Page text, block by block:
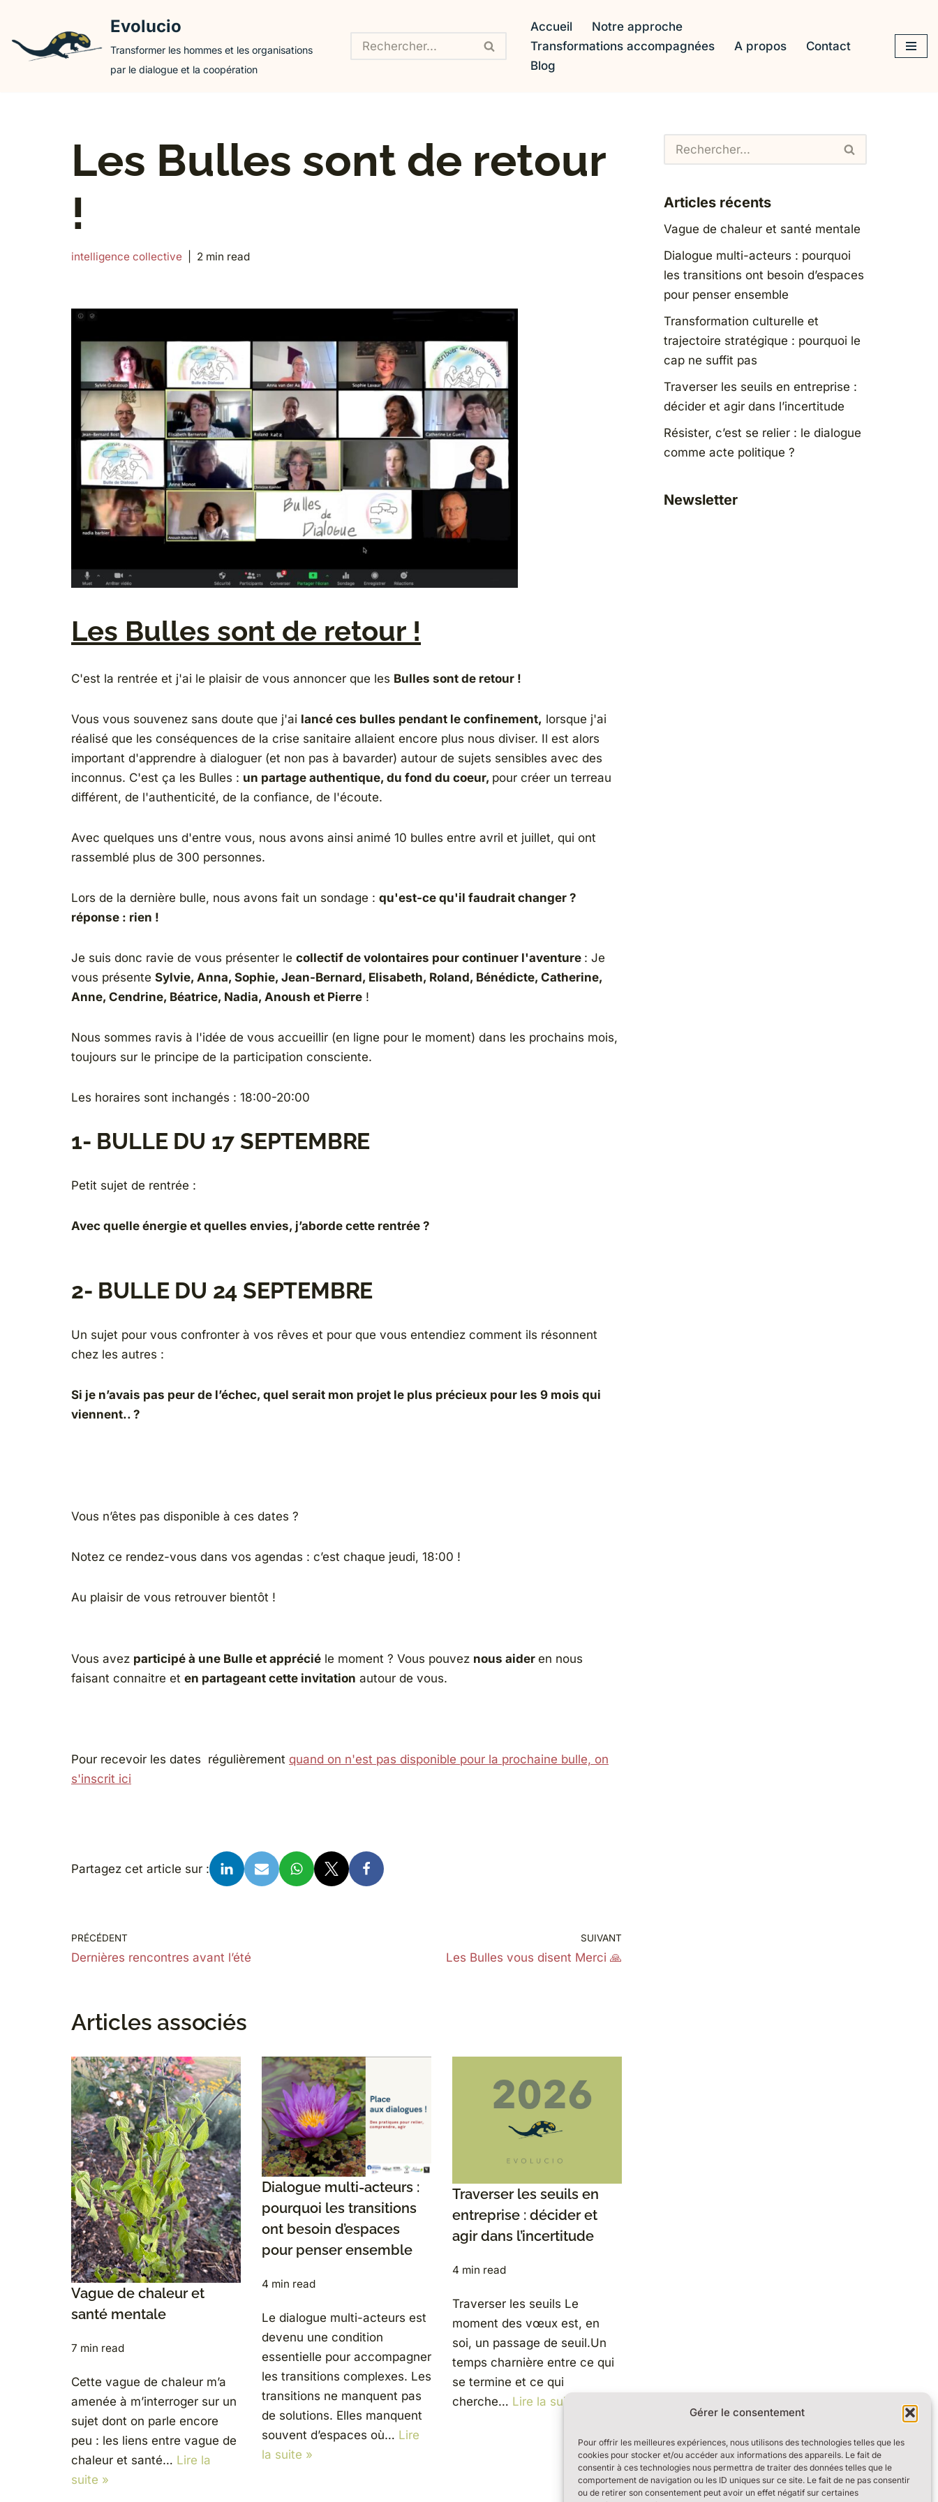
Gérer le consentement
Pour offrir les meilleures expériences, nous utilisons des technologies telles que les
cookies pour stocker et/ou accéder aux informations des appareils. Le fait de
consentir à ces technologies nous permettra de traiter des données telles que le
comportement de navigation ou les ID uniques sur ce site. Le fait de ne pas consentir
ou de retirer son consentement peut avoir un effet négatif sur certaines
Aller
Evolucio
Transformer les hommes et les organisations
par le dialogue et la coopération
Accueil
Notre approche
Transformations accompagnées
A propos
Contact
Blog
Les Bulles sont de retour
!
intelligence collective 2 min read
Les Bulles sont de retour !
C'est la rentrée et j'ai le plaisir de vous annoncer que les Bulles sont de retour !
Vous vous souvenez sans doute que j'ai lancé ces bulles pendant le confinement, lorsque j'ai
réalisé que les conséquences de la crise sanitaire allaient encore plus nous diviser. Il est alors
important d'apprendre à dialoguer (et non pas à bavarder) autour de sujets sensibles avec des
inconnus. C'est ça les Bulles : un partage authentique, du fond du coeur, pour créer un terreau
différent, de l'authenticité, de la confiance, de l'écoute.
Avec quelques uns d'entre vous, nous avons ainsi animé 10 bulles entre avril et juillet, qui ont
rassemblé plus de 300 personnes.
Lors de la dernière bulle, nous avons fait un sondage : qu'est-ce qu'il faudrait changer ?
réponse : rien !
Je suis donc ravie de vous présenter le collectif de volontaires pour continuer l'aventure : Je
vous présente Sylvie, Anna, Sophie, Jean-Bernard, Elisabeth, Roland, Bénédicte, Catherine,
Anne, Cendrine, Béatrice, Nadia, Anoush et Pierre !
Nous sommes ravis à l'idée de vous accueillir (en ligne pour le moment) dans les prochains mois,
toujours sur le principe de la participation consciente.
Les horaires sont inchangés : 18:00-20:00
1- BULLE DU 17 SEPTEMBRE
Petit sujet de rentrée :
Avec quelle énergie et quelles envies, j’aborde cette rentrée ?
2- BULLE DU 24 SEPTEMBRE
Un sujet pour vous confronter à vos rêves et pour que vous entendiez comment ils résonnent
chez les autres :
Si je n’avais pas peur de l’échec, quel serait mon projet le plus précieux pour les 9 mois qui
viennent.. ?
Vous n’êtes pas disponible à ces dates ?
Notez ce rendez-vous dans vos agendas : c’est chaque jeudi, 18:00 !
Au plaisir de vous retrouver bientôt !
Vous avez participé à une Bulle et apprécié le moment ? Vous pouvez nous aider en nous
faisant connaitre et en partageant cette invitation autour de vous.
Pour recevoir les dates régulièrement quand on n'est pas disponible pour la prochaine bulle, on
s'inscrit ici
Partagez cet article sur :
PRÉCÉDENT
Dernières rencontres avant l’été
SUIVANT
Les Bulles vous disent Merci 🙏
Articles associés
Vague de chaleur et
santé mentale
7 min read
Cette vague de chaleur m’a
amenée à m’interroger sur un
sujet dont on parle encore
peu : les liens entre vague de
chaleur et santé… Lire la
suite »
Dialogue multi-acteurs :
pourquoi les transitions
ont besoin d’espaces
pour penser ensemble
4 min read
Le dialogue multi-acteurs est
devenu une condition
essentielle pour accompagner
les transitions complexes. Les
transitions ne manquent pas
de solutions. Elles manquent
souvent d’espaces où… Lire
la suite »
Traverser les seuils en
entreprise : décider et
agir dans l’incertitude
4 min read
Traverser les seuils Le
moment des vœux est, en
soi, un passage de seuil.Un
temps charnière entre ce qui
se termine et ce qui
cherche… Lire la suite »
Articles récents
Vague de chaleur et santé mentale
Dialogue multi-acteurs : pourquoi
les transitions ont besoin d’espaces
pour penser ensemble
Transformation culturelle et
trajectoire stratégique : pourquoi le
cap ne suffit pas
Traverser les seuils en entreprise :
décider et agir dans l’incertitude
Résister, c’est se relier : le dialogue
comme acte politique ?
Newsletter